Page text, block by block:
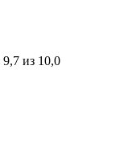
9,7 из 10,0